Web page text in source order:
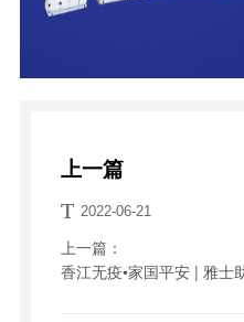
上一篇
T 2022-06-21
上一篇：
香江无疫•家国平安 | 雅士